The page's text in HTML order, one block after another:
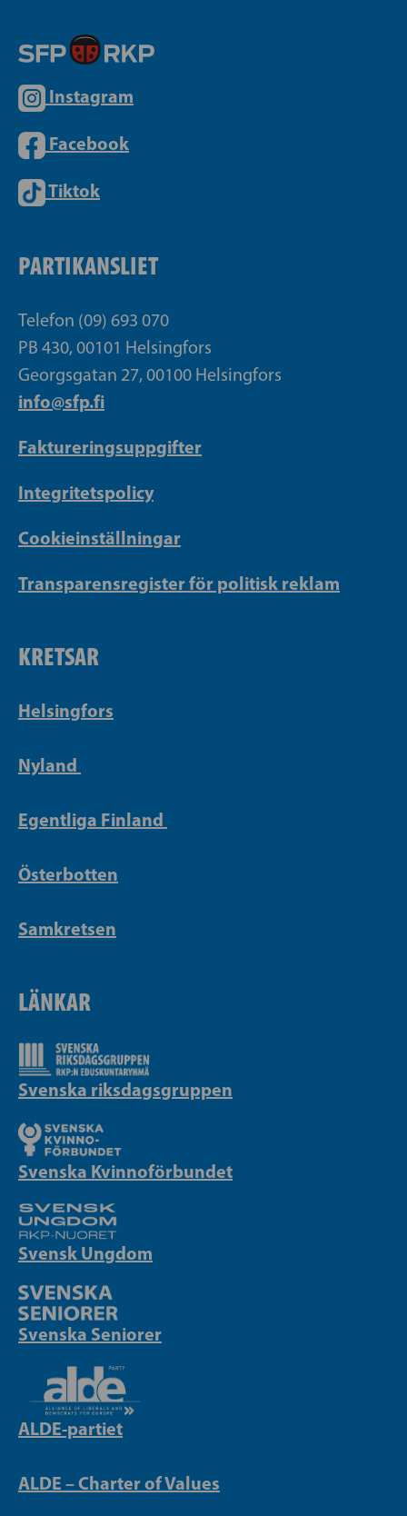
Instagram
Facebook
Tiktok
PARTIKANSLIET
Telefon (09) 693 070
PB 430, 00101 Helsingfors
Georgsgatan 27, 00100 Helsingfors
info@sfp.fi
Faktureringsuppgifter
Integritetspolicy
Cookieinställningar
Transparensregister för politisk reklam
KRETSAR
Helsingfors
Nyland
Egentliga Finland
Österbotten
Samkretsen
LÄNKAR
Svenska riksdagsgruppen
Svenska Kvinnoförbundet
Svensk Ungdom
Svenska Seniorer
ALDE-partiet
ALDE – Charter of Values